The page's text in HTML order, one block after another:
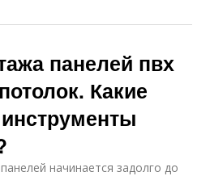
панелей пвх
Какие
начинается задолго до